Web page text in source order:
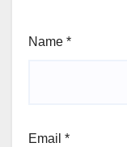
Name *
Email *